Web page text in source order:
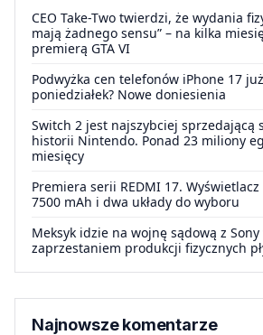
CEO Take-Two twierdzi, że wydania
mają żadnego sensu” – na kilka
premierą GTA VI
Podwyżka cen telefonów iPhone 17
poniedziałek? Nowe doniesienia
Switch 2 jest najszybciej sprzedającą
historii Nintendo. Ponad 23 miliony
miesięcy
Premiera serii REDMI 17.
7500 mAh i dwa układy do wyboru
Meksyk idzie na wojnę sądową z
zaprzestaniem produkcji fizycznych
Najnowsze komentarze